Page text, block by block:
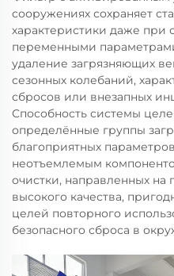
сооружениях сохраняет
характеристики даже при
переменными
удаление загрязняющих
сезонных колебаний,
сбросов или внезапных
Способность системы
определённые группы
благоприятных
неотъемлемым
очистки, направленных на
высокого качества,
целей повторного
безопасного сброса в